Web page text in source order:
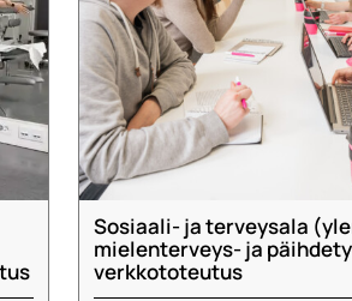
Sosiaali- ja terveysala
mielenterveys- ja
verkkototeutus